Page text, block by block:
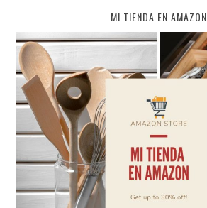
MI TIENDA EN AMAZON